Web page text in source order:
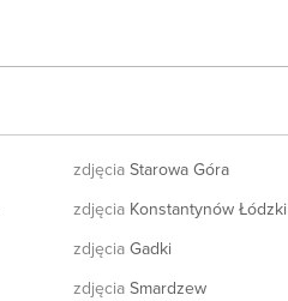
zdjęciaStarowa Góra
zdjęciaKonstantynów Łódzki
zdjęciaGadki
zdjęciaSmardzew